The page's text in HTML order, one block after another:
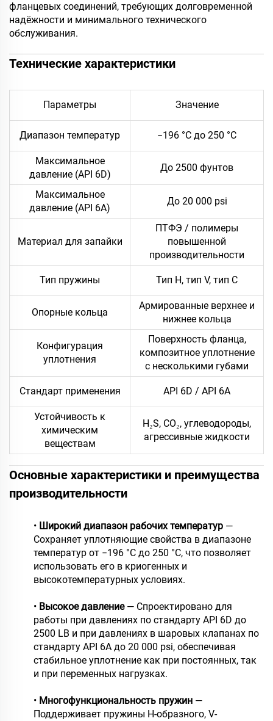
фланцевых соединений, требующих долговременной
надёжности и минимального технического
обслуживания.
Технические характеристики
Параметры Значение
Диапазон температур −196 °C до 250 °C
Максимальное
давление (API 6D)
До 2500 фунтов
Максимальное
давление (API 6A)
До 20 000 psi
Материал для запайки
ПТФЭ / полимеры
повышенной
производительности
Тип пружины Тип H, тип V, тип C
Опорные кольца
Армированные верхнее и
нижнее кольца
Конфигурация
уплотнения
Поверхность фланца,
композитное уплотнение
с несколькими губами
Стандарт применения API 6D / API 6A
Устойчивость к
химическим
веществам
H₂S, CO₂, углеводороды,
агрессивные жидкости
Основные характеристики и преимущества
производительности
• Широкий диапазон рабочих температур —
Сохраняет уплотняющие свойства в диапазоне
температур от −196 °C до 250 °C, что позволяет
использовать его в криогенных и
высокотемпературных условиях.
• Высокое давление — Спроектировано для
работы при давлениях по стандарту API 6D до
2500 LB и при давлениях в шаровых клапанах по
стандарту API 6A до 20 000 psi, обеспечивая
стабильное уплотнение как при постоянных, так
и при переменных нагрузках.
• Многофункциональность пружин —
Поддерживает пружины Н-образного, V-